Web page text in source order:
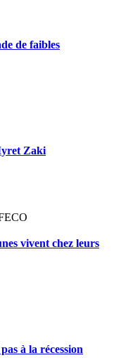
de faibles
Zaki
vivent chez leurs
à la récession